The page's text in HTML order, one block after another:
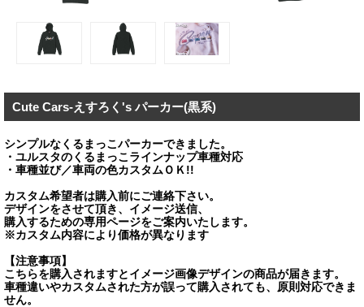
Cute Cars-えすろく's パーカー(黒系)
シンプルなくるまっこパーカーできました。
・ユルスタのくるまっこラインナップ車種対応
・車種並び／車両の色カスタムＯＫ!!
カスタム希望者は購入前にご連絡下さい。
デザインをさせて頂き、イメージ送信、
購入するための専用ページをご案内いたします。
※カスタム内容により価格が異なります
【注意事項】
こちらを購入されますとイメージ画像デザインの商品が届きます。
車種違いやカスタムされた方が誤って購入されても、原則対応できま
せん。